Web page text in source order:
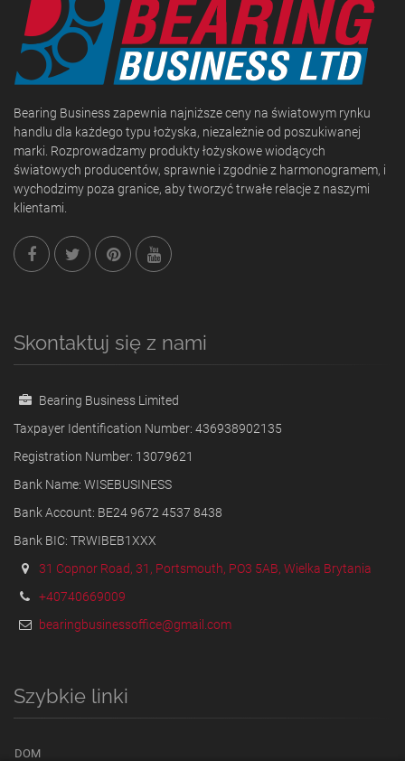
Bearing Business zapewnia najniższe ceny na światowym rynku
handlu dla każdego typu łożyska, niezależnie od poszukiwanej
marki. Rozprowadzamy produkty łożyskowe wiodących
światowych producentów, sprawnie i zgodnie z harmonogramem, i
wychodzimy poza granice, aby tworzyć trwałe relacje z naszymi
klientami.
Skontaktuj się z nami
Bearing Business Limited
Taxpayer Identification Number: 436938902135
Registration Number: 13079621
Bank Name: WISEBUSINESS
Bank Account: BE24 9672 4537 8438
Bank BIC: TRWIBEB1XXX
31 Copnor Road, 31, Portsmouth, PO3 5AB, Wielka Brytania
+40740669009
bearingbusinessoffice@gmail.com
Szybkie linki
DOM